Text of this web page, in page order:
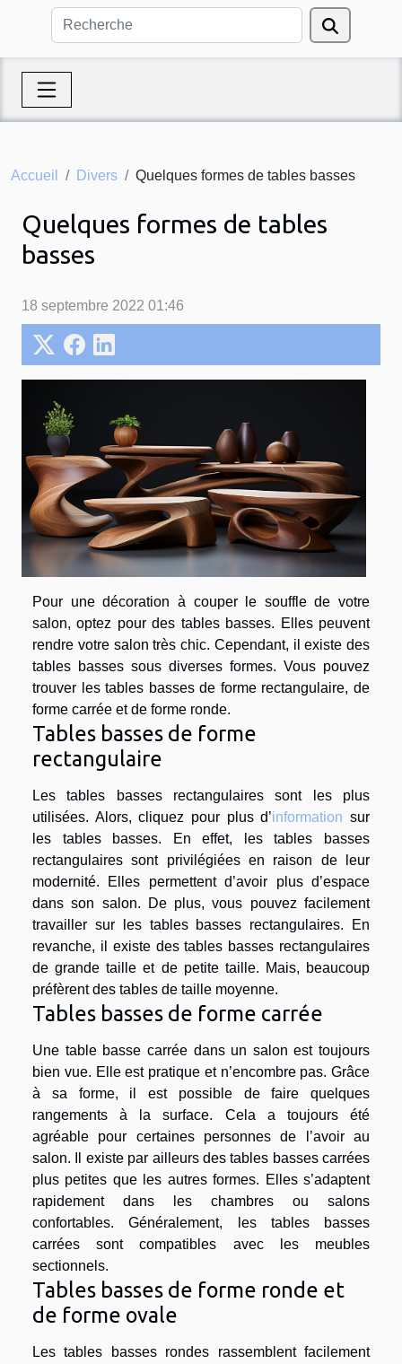
Accueil Divers Quelques formes de tables basses
Quelques formes de tables
basses
18 septembre 2022 01:46
Pour une décoration à couper le souffle de votre
salon, optez pour des tables basses. Elles peuvent
rendre votre salon très chic. Cependant, il existe des
tables basses sous diverses formes. Vous pouvez
trouver les tables basses de forme rectangulaire, de
forme carrée et de forme ronde.
Tables basses de forme
rectangulaire
Les tables basses rectangulaires sont les plus
utilisées. Alors, cliquez pour plus d’information sur
les tables basses. En effet, les tables basses
rectangulaires sont privilégiées en raison de leur
modernité. Elles permettent d’avoir plus d’espace
dans son salon. De plus, vous pouvez facilement
travailler sur les tables basses rectangulaires. En
revanche, il existe des tables basses rectangulaires
de grande taille et de petite taille. Mais, beaucoup
préfèrent des tables de taille moyenne.
Tables basses de forme carrée
Une table basse carrée dans un salon est toujours
bien vue. Elle est pratique et n’encombre pas. Grâce
à sa forme, il est possible de faire quelques
rangements à la surface. Cela a toujours été
agréable pour certaines personnes de l’avoir au
salon. Il existe par ailleurs des tables basses carrées
plus petites que les autres formes. Elles s’adaptent
rapidement dans les chambres ou salons
confortables. Généralement, les tables basses
carrées sont compatibles avec les meubles
sectionnels.
Tables basses de forme ronde et
de forme ovale
Les tables basses rondes rassemblent facilement